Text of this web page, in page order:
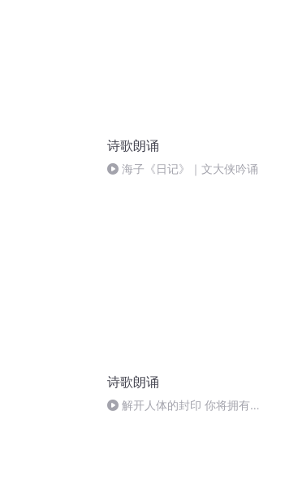
诗歌朗诵
海子《日记》｜文大侠吟诵
诗歌朗诵
解开人体的封印 你将拥有神